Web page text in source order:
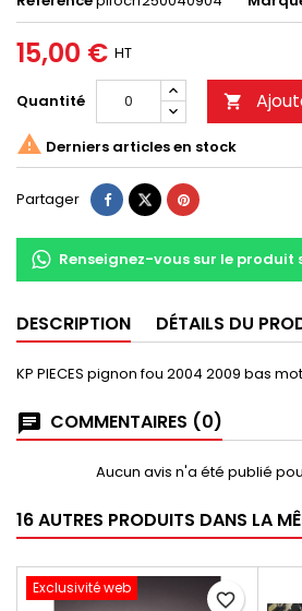
15,00 € HT
Quantité 
 Derniers articles en stock
Partager
Renseignez-vous sur le produit
DESCRIPTION DÉTAILS DU
KP PIECES pignon fou 2004 2009 bas
COMMENTAIRES (0)
Aucun avis n'a été publié
16 AUTRES PRODUITS DANS LA
Exclusivité web
favorite_border